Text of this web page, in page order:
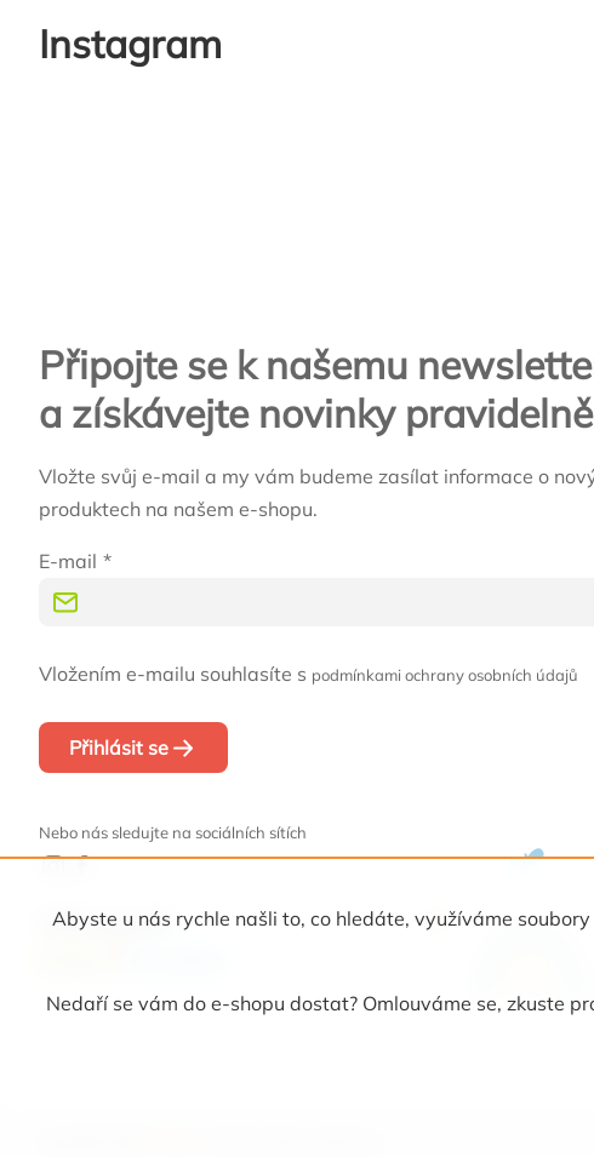
Abyste u nás rychle našli to, co hledáte, využíváme
Nedaří se vám do e-shopu dostat? Omlouváme se, zkuste
Instagram
Připojte se k našemu
a získávejte novinky pravidelně
Vložte svůj e-mail a my vám budeme zasílat informace o
produktech na našem e-shopu.
E-mail
Vložením e-mailu souhlasíte s podmínkami ochrany osobních údajů
Přihlásit se
Nebo nás sledujte na sociálních sítích
Naši partneři